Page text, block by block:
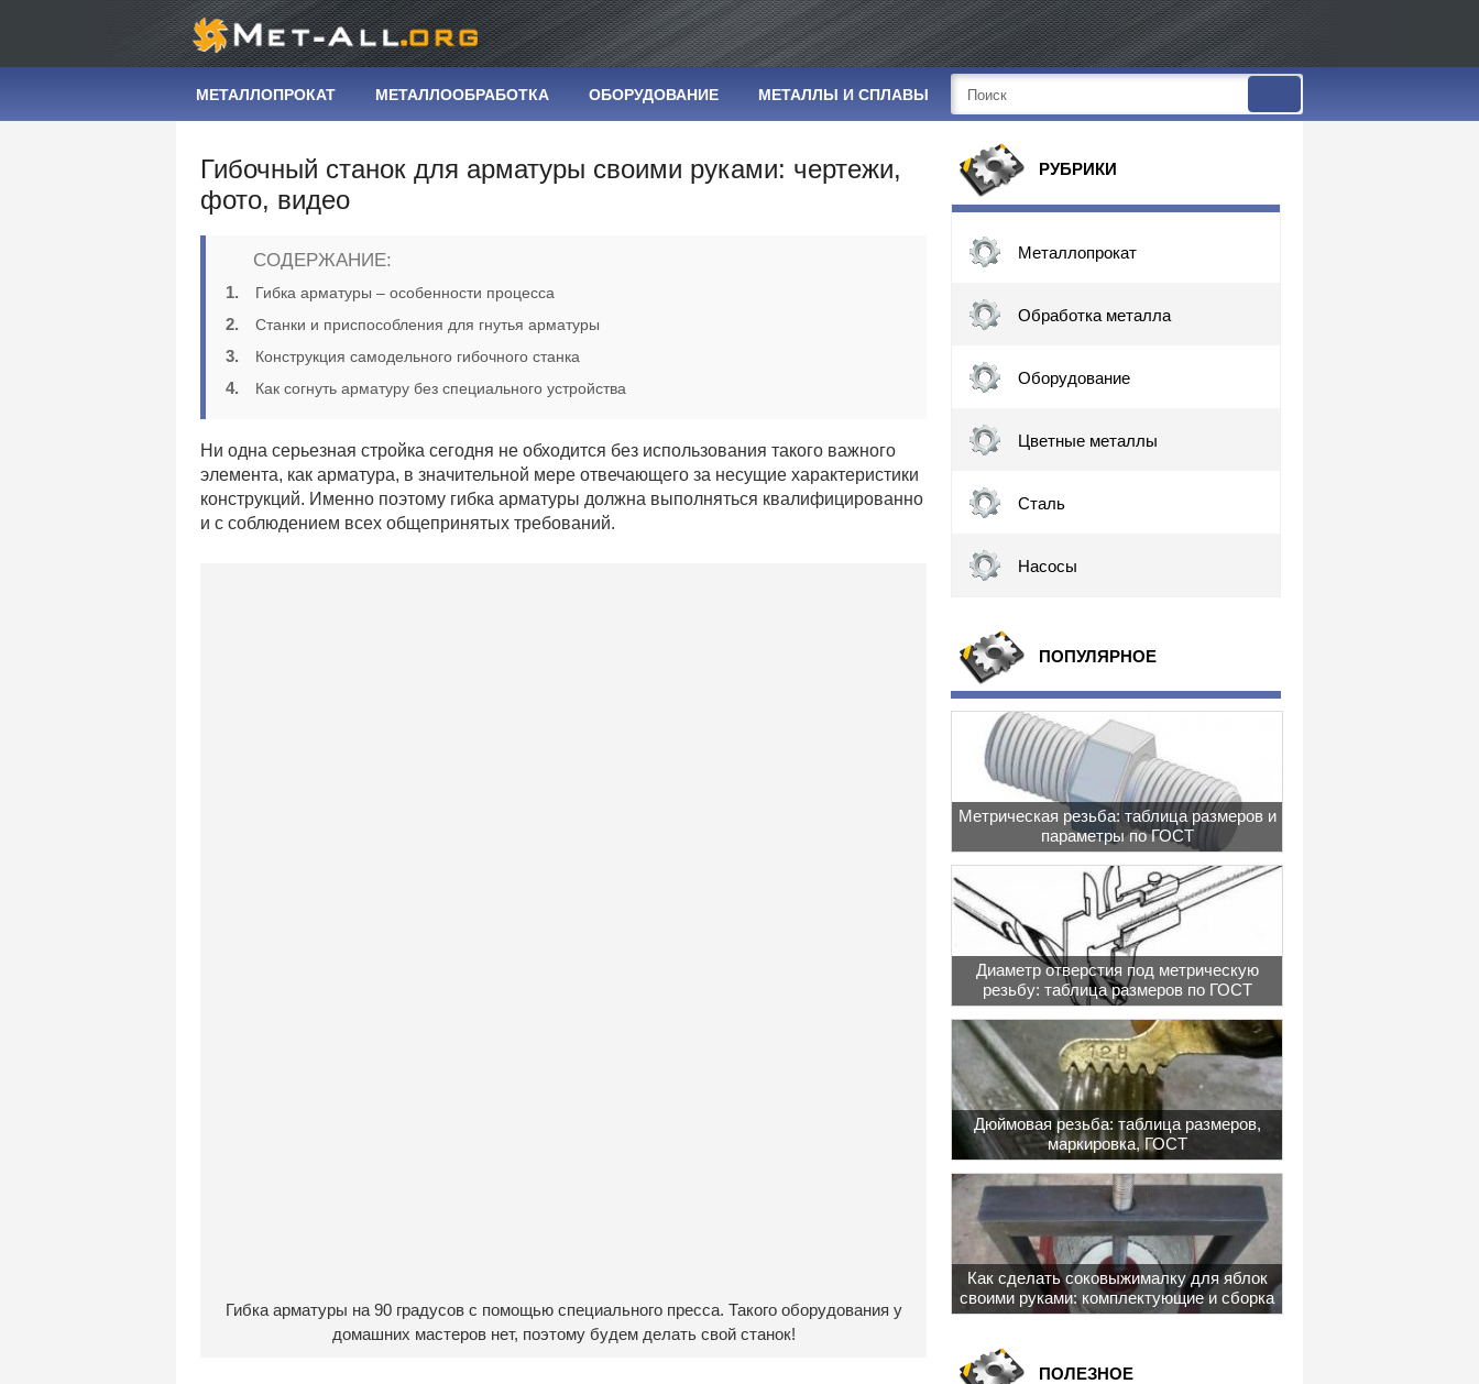
МЕТАЛЛОПРОКАТ МЕТАЛЛООБРАБОТКА ОБОРУДОВАНИЕ МЕТАЛЛЫ И СПЛАВЫ
Гибочный станок для арматуры своими руками: чертежи,
фото, видео
СОДЕРЖАНИЕ:
Гибка арматуры – особенности процесса
Станки и приспособления для гнутья арматуры
Конструкция самодельного гибочного станка
Как согнуть арматуру без специального устройства
Ни одна серьезная стройка сегодня не обходится без использования такого важного
элемента, как арматура, в значительной мере отвечающего за несущие характеристики
конструкций. Именно поэтому гибка арматуры должна выполняться квалифицированно
и с соблюдением всех общепринятых требований.
Гибка арматуры на 90 градусов с помощью специального пресса. Такого оборудования у
домашних мастеров нет, поэтому будем делать свой станок!
РУБРИКИ
Металлопрокат
Обработка металла
Оборудование
Цветные металлы
Сталь
Насосы
ПОПУЛЯРНОЕ
Метрическая резьба: таблица размеров и
параметры по ГОСТ
Диаметр отверстия под метрическую
резьбу: таблица размеров по ГОСТ
Дюймовая резьба: таблица размеров,
маркировка, ГОСТ
Как сделать соковыжималку для яблок
своими руками: комплектующие и сборка
ПОЛЕЗНОЕ